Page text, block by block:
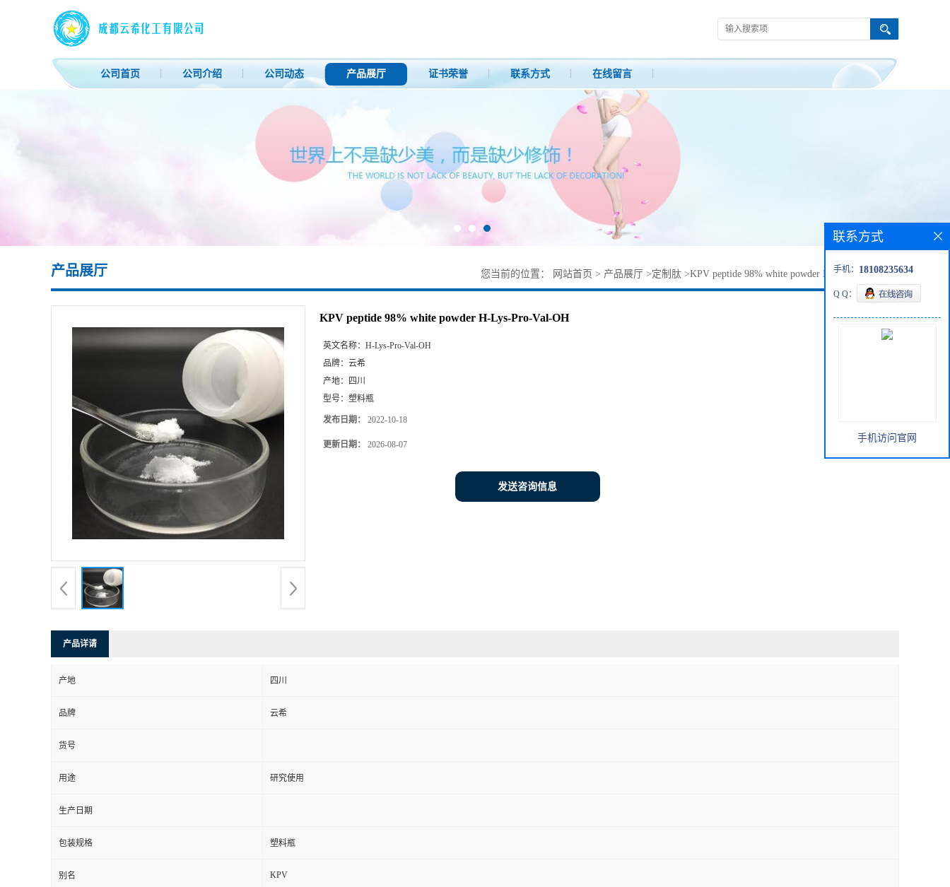
公司首页 公司介绍 公司动态 产品展厅 证书荣誉 联系方式 在线留言
产品展厅 您当前的位置： 网站首页 > 产品展厅 >定制肽 >KPV peptide 98% white powder H-Lys-Pro-Val-OH
KPV peptide 98% white powder H-Lys-Pro-Val-OH
英文名称： H-Lys-Pro-Val-OH
品牌： 云希
产地：
四川
型号： 塑料瓶
发布日期： 2022-10-18
更新日期： 2026-08-07
发送咨询信息
产品详请
产地 四川
品牌 云希
货号
用途 研究使用
生产日期
包装规格 塑料瓶
别名 KPV
联系方式
手机： 18108235634
Q Q：
手机访问官网